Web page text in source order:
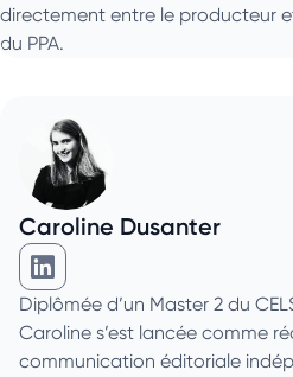
directement entre le producteur
du PPA.
Caroline Dusanter
Caroline Dusanter sur
Diplômée d’un Master 2 du
Caroline s’est lancée comme
communication éditoriale